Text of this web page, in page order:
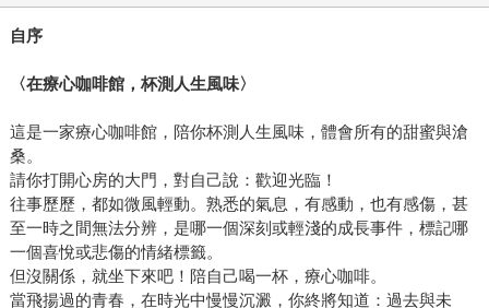
自序
〈在療心咖啡館，杯測人生風味〉
這是一家療心咖啡館，陪你杯測人生風味，體會所有的甜蜜與滄
桑。
請你打開心房的大門，對自己說：歡迎光臨！
往事歷歷，都如微風輕動。熟悉的氣息，有感動，也有感傷，甚
至一時之間無法分辨，是哪一個深刻或輕淺的成長事件，標記哪
一個喜悅或悲傷的情緒標籤。
但沒關係，就坐下來吧！陪自己喝一杯，療心咖啡。
當飛揚過的青春，在時光中慢慢沉澱，你終將知道：過去與未